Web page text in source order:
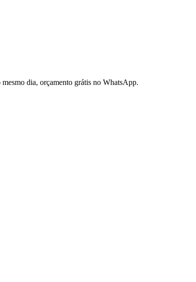
dia, orçamento grátis no WhatsApp.